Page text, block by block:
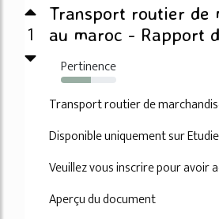
1
Transport routier de
au maroc - Rapport
Pertinence
54%
Transport routier de
Disponible uniquement sur
Veuillez vous inscrire pour avoir
Aperçu du document